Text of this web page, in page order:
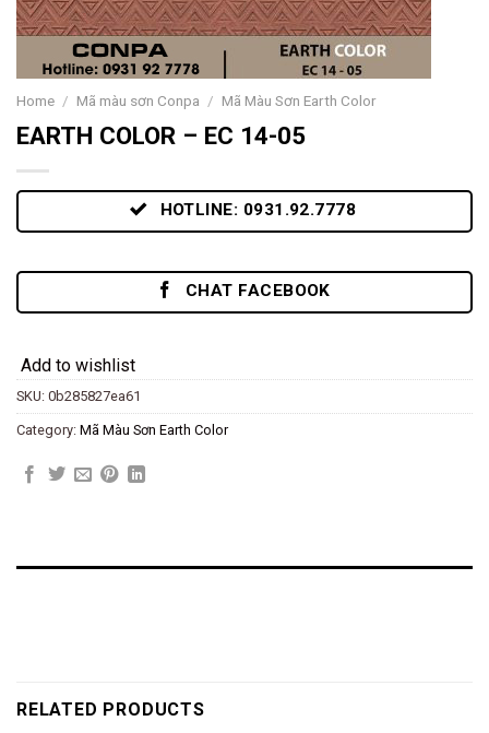
Home / Mã màu sơn Conpa / Mã Màu Sơn Earth Color
EARTH COLOR – EC 14-05
HOTLINE: 0931.92.7778
CHAT FACEBOOK
Add to wishlist
SKU: 0b285827ea61
Category: Mã Màu Sơn Earth Color
RELATED PRODUCTS